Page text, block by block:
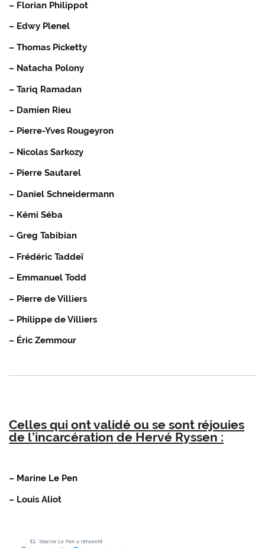
– Florian Philippot
– Edwy Plenel
– Thomas Picketty
– Natacha Polony
– Tariq Ramadan
– Damien Rieu
– Pierre-Yves Rougeyron
– Nicolas Sarkozy
– Pierre Sautarel
– Daniel Schneidermann
– Kémi Séba
– Greg Tabibian
– Frédéric Taddeï
– Emmanuel Todd
– Pierre de Villiers
– Philippe de Villiers
– Éric Zemmour
Celles qui ont validé ou se sont réjouies
de l’incarcération de Hervé Ryssen :
– Marine Le Pen
– Louis Aliot